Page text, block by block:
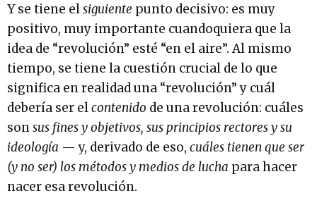
Y se tiene elsiguiente punto decisivo: es muy
positivo, muy importante cuandoquiera que la
idea de “revolución” esté “en el aire”. Al mismo
tiempo, se tiene la cuestión crucial de lo que
significa en realidad una “revolución” y cuál
debería ser elcontenido de una revolución: cuáles
sonsus fines y objetivos, sus principios rectores y su
ideología — y, derivado de eso, cuáles tienen que ser
(y no ser) los métodos y medios de lucha para hacer
nacer esa revolución.